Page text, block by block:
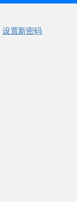
设置新密码